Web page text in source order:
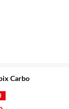
Carbo